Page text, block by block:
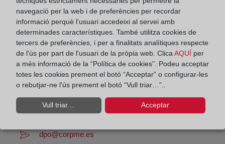
Los días 24 y 31 de diciembre de 09:00 a 14:00
horas
Datos de contacto:
(959) 55 05 13
valverdedelcamino@registrodelapropiedad.org
Datos del Registrador:
Luis Francisco Gentil Girón
dpo@corpme.es
navegació per la web i de preferències per recordar
informació perquè l'usuari accedeixi al servei amb
determinades característiques. També utilitza cookies de
tercers de preferències, i per a finalitats analítiques respecte
de l'ús per part de l'usuari de la pròpia web. Clica AQUÍ per
a més informació de la “Política de cookies”. Podeu acceptar
totes les cookies prement el botó “Acceptar” o configurar-les
o rebutjar-ne l'ús prement el botó “Vull triar…”..
Vull triar.... Acceptar